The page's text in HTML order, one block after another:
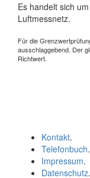
Es handelt sich
Luftmessnetz.
Für die
ausschlaggebend. Der
Richtwert.
Kontakt.
Telefonbuch.
Impressum.
Datenschutz.